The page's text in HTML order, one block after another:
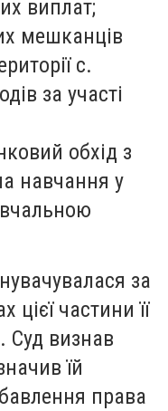
виплат;
мешканців
с.
за участі
обхід з
навчання у
за
частини її
Суд визнав
їй
права